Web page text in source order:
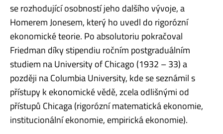
se rozhodující osobností jeho dalšího vývoje, a
Homerem Jonesem, který ho uvedl do rigorózní
ekonomické teorie. Po absolutoriu pokračoval
Friedman díky stipendiu ročním postgraduálním
studiem na University of Chicago (1932 – 33) a
později na Columbia University, kde se seznámil s
přístupy k ekonomické vědě, zcela odlišnými od
přístupů Chicaga (rigorózní matematická ekonomie,
institucionální ekonomie, empirická ekonomie).